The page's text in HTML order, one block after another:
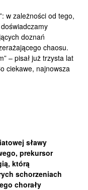
w zależności od tego,
doznań
chaosu.
– pisał już trzysta lat
ciekawe, najnowsza
sławy
prekursor
którą
schorzeniach
chorały